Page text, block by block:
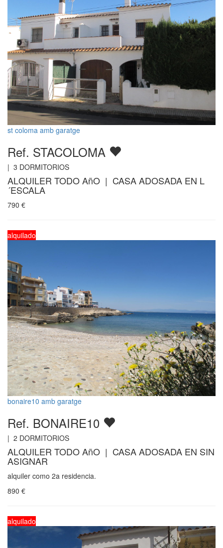
st coloma amb garatge
Ref. STACOLOMA
| 3 DORMITORIOS
ALQUILER TODO AñO | CASA ADOSADA EN L
´ESCALA
790 €
alquilado
bonaire10 amb garatge
Ref. BONAIRE10
| 2 DORMITORIOS
ALQUILER TODO AñO | CASA ADOSADA EN SIN
ASIGNAR
alquiler como 2a residencia.
890 €
alquilado